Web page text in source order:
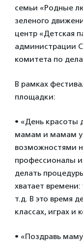
семьи «Родные
зеленого
центр «Детская
администрации
комитета по
В рамках
площадки:
• «День
мамам и мамам у
возможностями
профессионалы
делать
хватает
т.д. В это время
классах, играх и
• «Поздравь